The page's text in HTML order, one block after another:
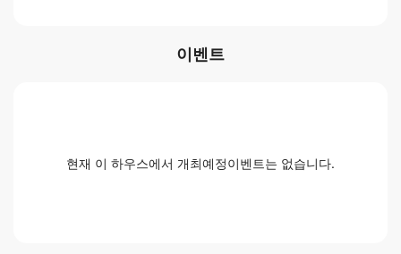
이벤트
현재 이 하우스에서 개최예정이벤트는 없습니다.